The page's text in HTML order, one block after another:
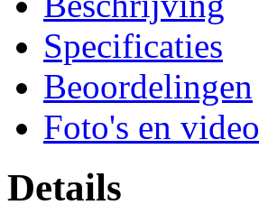
Specificaties
Beoordelingen
Foto's en video
Details